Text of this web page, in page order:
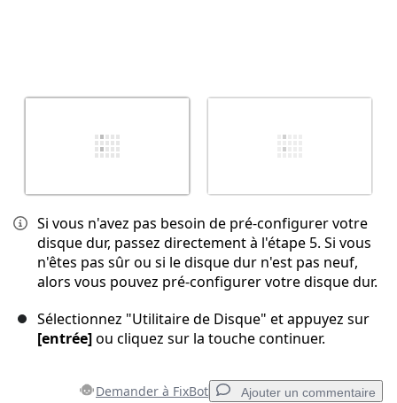
Si vous n'avez pas besoin de pré-configurer votre
disque dur, passez directement à l'étape 5. Si vous
n'êtes pas sûr ou si le disque dur n'est pas neuf,
alors vous pouvez pré-configurer votre disque dur.
Sélectionnez "Utilitaire de Disque" et appuyez sur
[entrée]ou cliquez sur la touche continuer.
Demander à FixBot Ajouter un commentaire